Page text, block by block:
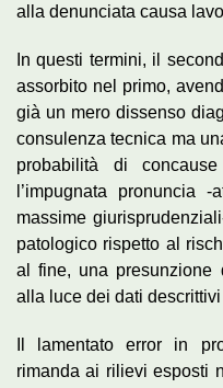
alla denunciata causa
In questi termini, il
assorbito nel primo,
già un mero dissenso
consulenza tecnica ma
probabilità di
l’impugnata pronuncia
massime
patologico rispetto al
al fine, una presunzione
alla luce dei dati
Il lamentato error in
rimanda ai rilievi esposti